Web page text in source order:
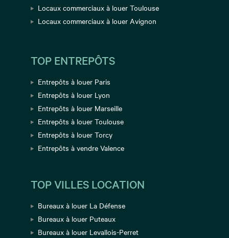
Locaux commerciaux à louer Toulouse
Locaux commerciaux à louer Avignon
TOP ENTREPÔTS
Entrepôts à louer Paris
Entrepôts à louer Lyon
Entrepôts à louer Marseille
Entrepôts à louer Toulouse
Entrepôts à louer Torcy
Entrepôts à vendre Valence
TOP VILLES LOCATION
Bureaux à louer La Défense
Bureaux à louer Puteaux
Bureaux à louer Levallois-Perret